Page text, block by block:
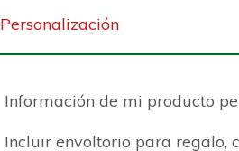
Personalización
Información de mi producto
Incluir envoltorio para regalo,